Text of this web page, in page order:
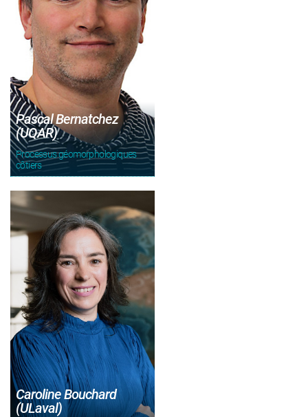
Pascal Bernatchez
(UQAR)
Processus géomorphologiques
côtiers
Caroline Bouchard
(ULaval)